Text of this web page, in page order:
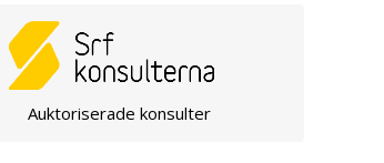
Auktoriserade konsulter